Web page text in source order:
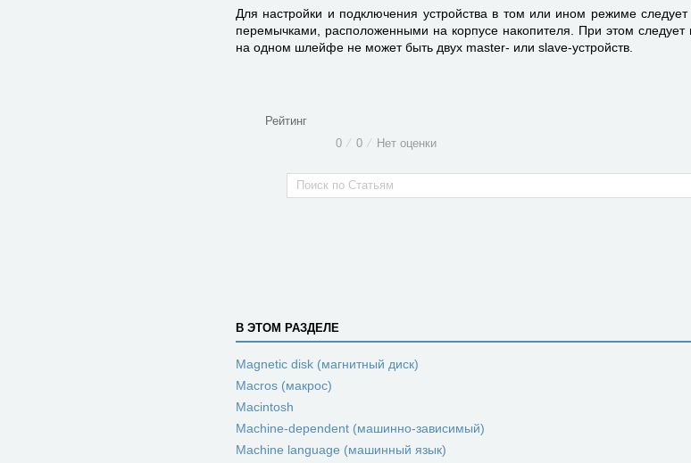
Для настройки и подключения устройства в том или ином режиме следует
перемычками, расположенными на корпусе накопителя. При этом следует
на одном шлейфе не может быть двух master- или slave-устройств.
Рейтинг
0 ⁄ 0 ⁄ Нет оценки
В ЭТОМ РАЗДЕЛЕ
Magnetic disk (магнитный диск)
Macros (макрос)
Macintosh
Machine-dependent (машинно-зависимый)
Machine language (машинный язык)